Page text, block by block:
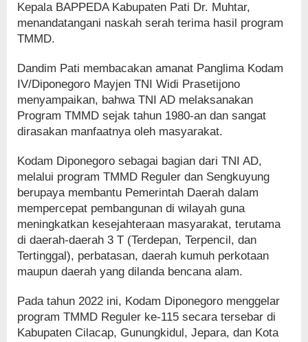
Kepala BAPPEDA Kabupaten Pati Dr. Muhtar,
menandatangani naskah serah terima hasil program
TMMD.
Dandim Pati membacakan amanat Panglima Kodam
IV/Diponegoro Mayjen TNI Widi Prasetijono
menyampaikan, bahwa TNI AD melaksanakan
Program TMMD sejak tahun 1980-an dan sangat
dirasakan manfaatnya oleh masyarakat.
Kodam Diponegoro sebagai bagian dari TNI AD,
melalui program TMMD Reguler dan Sengkuyung
berupaya membantu Pemerintah Daerah dalam
mempercepat pembangunan di wilayah guna
meningkatkan kesejahteraan masyarakat, terutama
di daerah-daerah 3 T (Terdepan, Terpencil, dan
Tertinggal), perbatasan, daerah kumuh perkotaan
maupun daerah yang dilanda bencana alam.
Pada tahun 2022 ini, Kodam Diponegoro menggelar
program TMMD Reguler ke-115 secara tersebar di
Kabupaten Cilacap, Gunungkidul, Jepara, dan Kota